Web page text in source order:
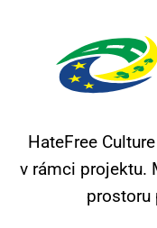
HateFree
v rámci projektu.
prostoru